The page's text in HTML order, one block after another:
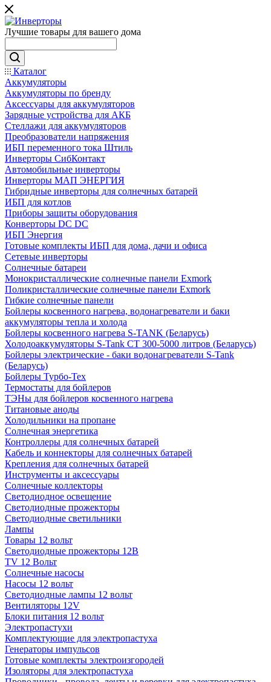
Лучшие товары для вашего дома
Каталог
Аккумуляторы
Аккумуляторы по бренду
Аксессуары для аккумуляторов
Зарядные устройства для АКБ
Стеллажи для аккумуляторов
Преобразователи напряжения
ИБП переменного тока Штиль
Инверторы СибКонтакт
Автомобильные инверторы
Инверторы МАП ЭНЕРГИЯ
Гибридные инверторы для солнечных батарей
ИБП для котлов
Приборы защиты оборудования
Конверторы DC DC
ИБП Энергия
Готовые комплекты ИБП для дома, дачи и офиса
Сетевые инверторы
Солнечные батареи
Монокристаллические солнечные панели Exmork
Поликристаллические солнечные панели Exmork
Гибкие солнечные панели
Бойлеры косвенного нагрева, водонагреватели и баки
аккумуляторы тепла и холода
Бойлеры косвенного нагрева S-TANK (Беларусь)
Холодоаккумуляторы S-Tank СТ 300-5000 литров (Беларусь)
Бойлеры электрические - баки водонагреватели S-Tank
(Беларусь)
Бойлеры Турбо-Тех
Термостаты для бойлеров
ТЭНы для бойлеров косвенного нагрева
Титановые аноды
Холодильники на пропане
Солнечная энергетика
Контроллеры для солнечных батарей
Кабель и коннекторы для солнечных батарей
Крепления для солнечных батарей
Инструменты и аксессуары
Солнечные коллекторы
Светодиодное освещение
Светодиодные прожекторы
Светодиодные светильники
Лампы
Товары 12 вольт
Светодиодные прожекторы 12В
TV 12 Вольт
Солнечные насосы
Насосы 12 вольт
Светодиодные лампы 12 вольт
Вентиляторы 12V
Блоки питания 12 вольт
Электропастухи
Комплектующие для электропастуха
Генераторы импульсов
Готовые комплекты электроизгородей
Изоляторы для электропастуха